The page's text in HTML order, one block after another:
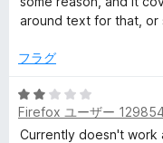
の
価
around text for that, or
フラグ
5
段
階
Firefox ユーザー
Currently doesn't work